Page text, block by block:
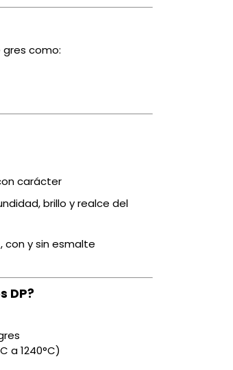
como:
carácter
brillo y realce del
con y sin esmalte
DP?
a 1240°C)